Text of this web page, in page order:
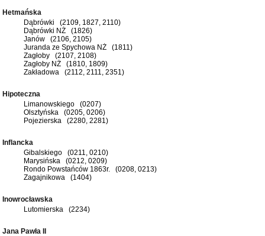
Hetmańska
Dąbrówki (2109, 1827, 2110)
Dąbrówki NŻ (1826)
Janów (2106, 2105)
Juranda ze Spychowa NŻ (1811)
Zagłoby (2107, 2108)
Zagłoby NŻ (1810, 1809)
Zakładowa (2112, 2111, 2351)
Hipoteczna
Limanowskiego (0207)
Olsztyńska (0205, 0206)
Pojezierska (2280, 2281)
Inflancka
Gibalskiego (0211, 0210)
Marysińska (0212, 0209)
Rondo Powstańców 1863r. (0208, 0213)
Zagajnikowa (1404)
Inowrocławska
Lutomierska (2234)
Jana Pawła II